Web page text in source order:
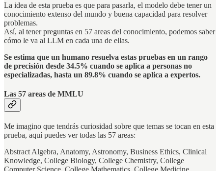
La idea de esta prueba es que para pasarla, el modelo debe tener un
conocimiento extenso del mundo y buena capacidad para resolver
problemas.
Así, al tener preguntas en 57 areas del conocimiento, podemos saber
cómo le va al LLM en cada una de ellas.
Se estima que un humano resuelva estas pruebas en un rango
de precisión desde 34.5% cuando se aplica a personas no
especializadas, hasta un 89.8% cuando se aplica a expertos.
Las 57 areas de MMLU
Me imagino que tendrás curiosidad sobre que temas se tocan en esta
prueba, aquí puedes ver todas las 57 areas:
Abstract Algebra, Anatomy, Astronomy, Business Ethics, Clinical
Knowledge, College Biology, College Chemistry, College
Computer Science, College Mathematics, College Medicine,